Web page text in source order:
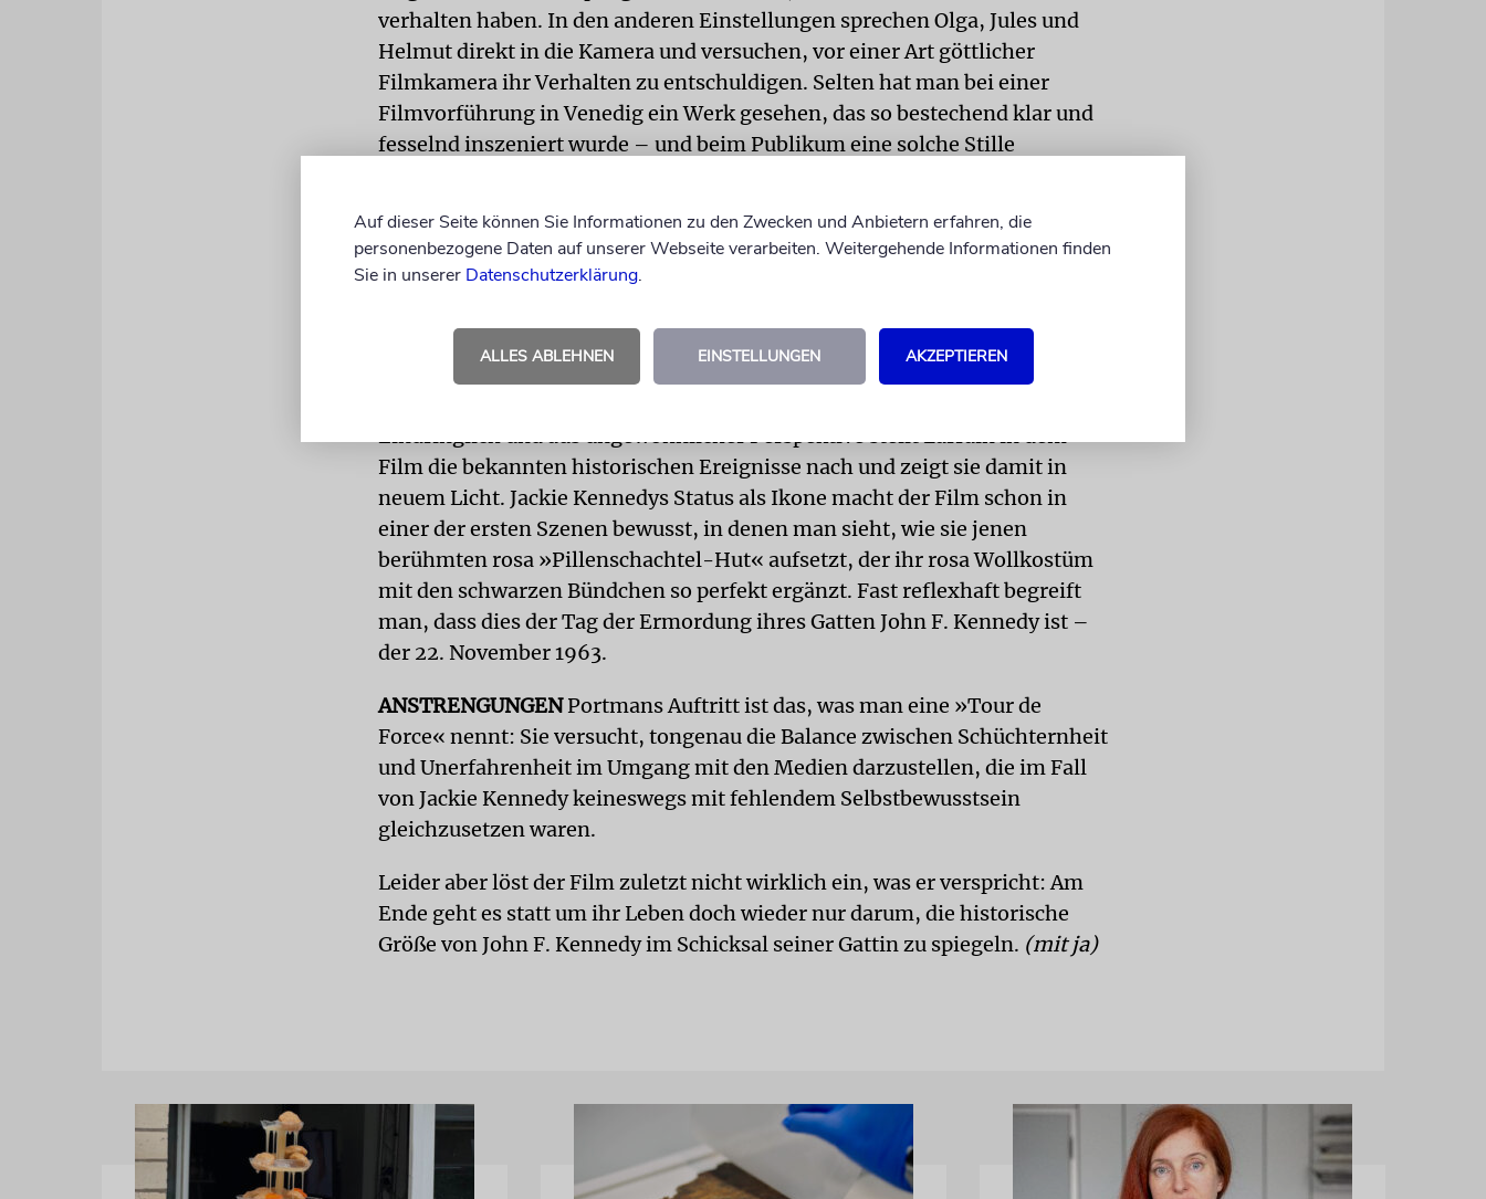
verhalten haben. In den anderen Einstellungen sprechen Olga, Jules und
Helmut direkt in die Kamera und versuchen, vor einer Art göttlicher
Filmkamera ihr Verhalten zu entschuldigen. Selten hat man bei einer
Filmvorführung in Venedig ein Werk gesehen, das so bestechend klar und
fesselnd inszeniert wurde – und beim Publikum eine solche Stille
Ebenfalls geehrt wurde das mit Natalie Portman in der Hauptrolle besetzte
BiopicJackie , in dem Regisseur Pablo Larrain die Tage rund um das
Attentat auf John F. Kennedy aus der Perspektive von dessen Frau
gehandelte Film ging in der begehrtesten Kategorie zwar leer aus, wurde
aber immerhin für das beste Drehbuch ausgezeichnet.
Film die bekannten historischen Ereignisse nach und zeigt sie damit in
neuem Licht. Jackie Kennedys Status als Ikone macht der Film schon in
einer der ersten Szenen bewusst, in denen man sieht, wie sie jenen
berühmten rosa »Pillenschachtel-Hut« aufsetzt, der ihr rosa Wollkostüm
mit den schwarzen Bündchen so perfekt ergänzt. Fast reflexhaft begreift
man, dass dies der Tag der Ermordung ihres Gatten John F. Kennedy ist –
der 22. November 1963.
ANSTRENGUNGENPortmans Auftritt ist das, was man eine »Tour de
Force« nennt: Sie versucht, tongenau die Balance zwischen Schüchternheit
und Unerfahrenheit im Umgang mit den Medien darzustellen, die im Fall
von Jackie Kennedy keineswegs mit fehlendem Selbstbewusstsein
gleichzusetzen waren.
Leider aber löst der Film zuletzt nicht wirklich ein, was er verspricht: Am
Ende geht es statt um ihr Leben doch wieder nur darum, die historische
Größe von John F. Kennedy im Schicksal seiner Gattin zu spiegeln. (mit ja)
Auf dieser Seite können Sie Informationen zu den Zwecken und Anbietern erfahren, die
personenbezogene Daten auf unserer Webseite verarbeiten. Weitergehende Informationen finden
Sie in unserer Datenschutzerklärung.
ALLES ABLEHNEN EINSTELLUNGEN AKZEPTIEREN